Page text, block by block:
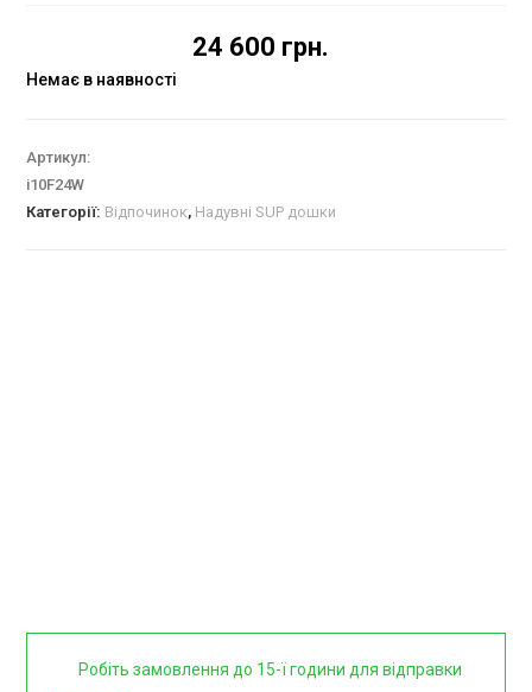
грн.
24 600
Немає в наявності
Артикул:
i10F24W
Категорії: Відпочинок, Надувні SUP дошки
Робіть замовлення до 15-ї години для відправки